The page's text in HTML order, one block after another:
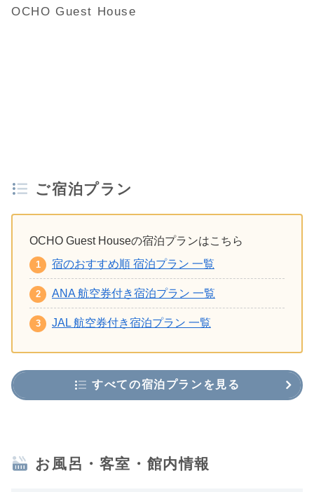
OCHO Guest House
ご宿泊プラン
OCHO Guest Houseの宿泊プランはこちら
宿のおすすめ順 宿泊プラン 一覧
ANA 航空券付き宿泊プラン 一覧
JAL 航空券付き宿泊プラン 一覧
すべての宿泊プランを見る
お風呂・客室・館内情報